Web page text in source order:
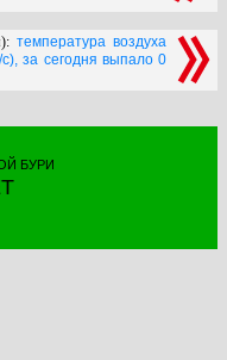
температура воздуха
за сегодня выпало 0
БУРИ